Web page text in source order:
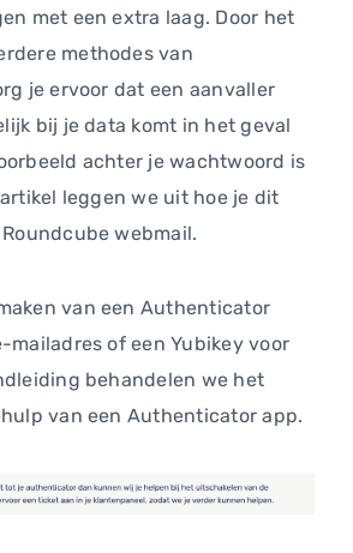
met een extra laag. Door het
methodes van
je ervoor dat een aanvaller
bij je data komt in het geval
achter je wachtwoord is
leggen we uit hoe je dit
webmail.
van een Authenticator
mailadres of een Yubikey voor
behandelen we het
van een Authenticator app.